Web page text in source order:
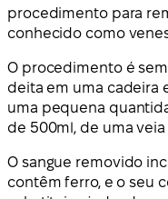
procedimento para
conhecido como
O procedimento é
deita em uma cadeira
uma pequena
de 500ml, de uma
O sangue removido
contêm ferro, e o seu